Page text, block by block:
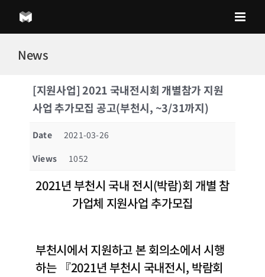
content
News
[지원사업] 2021 국내전시회 개별참가 지원
사업 추가모집 공고(부천시, ~3/31까지)
Date
2021-03-26
Views
1052
2021년 부천시 국내 전시(박람)회 개별 참
가업체 지원사업 추가모집
부천시에서 지원하고 본 회의소에서 시행
하는 『2021년 부천시 국내전시, 박람회